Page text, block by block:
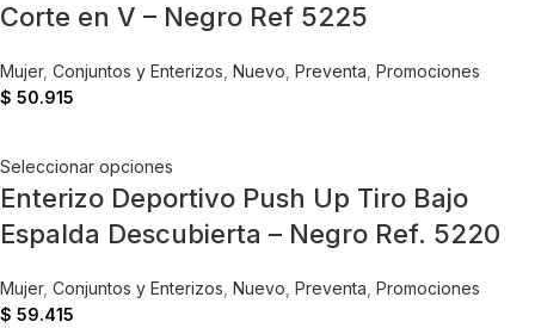
Corte en V – Negro Ref 5225
Mujer, Conjuntos y Enterizos Nuevo Preventa Promociones
$ 50.915
Seleccionar opciones
Enterizo Deportivo Push Up Tiro Bajo
Espalda Descubierta – Negro Ref. 5220
Mujer, Conjuntos y Enterizos Nuevo Preventa Promociones
$ 59.415